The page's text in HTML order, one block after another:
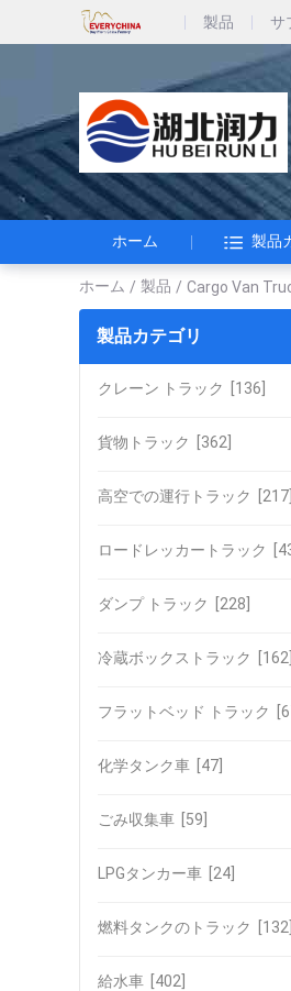
製品 サ
ホーム 製品
ホーム / 製品 / Cargo Van
製品カテゴリ
クレーン トラック [136]
貨物トラック [362]
高空での運行トラック [217]
ロードレッカートラック
ダンプ トラック [228]
冷蔵ボックストラック [162]
フラットベッド トラック
化学タンク車 [47]
ごみ収集車 [59]
LPGタンカー車 [24]
燃料タンクのトラック [132]
給水車 [402]